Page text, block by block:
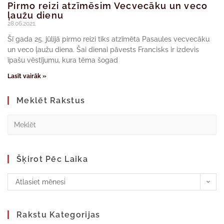
Pirmo reizi atzīmēsim Vecvecāku un veco
ļaužu dienu
28.06.2021.
Šī gada 25. jūlijā pirmo reizi tiks atzīmēta Pasaules vecvecāku
un veco ļaužu diena. Šai dienai pāvests Francisks ir izdevis
īpašu vēstījumu, kura tēma šogad
Lasīt vairāk »
Meklēt Rakstus
Šķirot Pēc Laika
Atlasiet mēnesi
Rakstu Kategorijas